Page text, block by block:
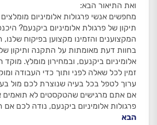
ואת התיאור הבא:
מחפשים אנשי פרגולות אלומיניום
תיקון של פרגולת אלומיניום ביקנעם?
המקצוענים והזמינו מקצוען בפיקוח שלנו,
בחוות דעת מאומתות על התקנה ותיקון
אלומיניום ביקנעם, ובמחירון מומלץ. מוקד
זמין לכל שאלה לפני ותוך כדי העבודה
ערוך לטפל בכל בעיה שנוצרת לכם מול
אם אתם מרגישים שהטקסטים לא
פרגולות אלומיניום ביקנעם, נודה לכם אם
הבא